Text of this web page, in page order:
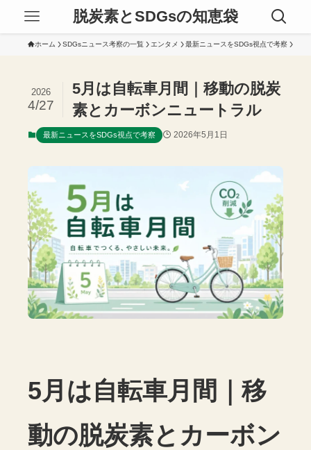
脱炭素とSDGsの知恵袋
ホーム SDGsニュース考察の一覧 エンタメ 最新ニュースをSDGs視点で考察
5月は自転車月間｜移動の脱炭
素とカーボンニュートラル
2026
4/27
最新ニュースをSDGs視点で考察 2026年5月1日
5月は自転車月間｜移
動の脱炭素とカーボン